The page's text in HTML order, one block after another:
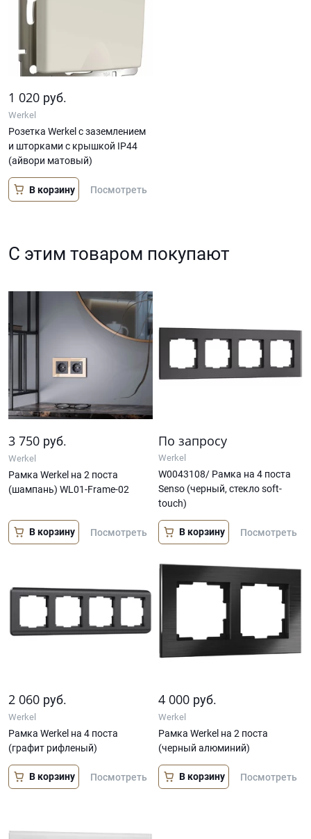
1 020 руб.
Werkel
Розетка Werkel с заземлением
и шторками c крышкой IP44
(айвори матовый)
В корзину Посмотреть
С этим товаром покупают
3 750 руб.
Werkel
Рамка Werkel на 2 поста
(шампань) WL01-Frame-02
В корзину Посмотреть
По запросу
Werkel
W0043108/ Рамка на 4 поста
Senso (черный, стекло soft-
touch)
В корзину Посмотреть
2 060 руб.
Werkel
Рамка Werkel на 4 поста
(графит рифленый)
В корзину Посмотреть
4 000 руб.
Werkel
Рамка Werkel на 2 поста
(черный алюминий)
В корзину Посмотреть